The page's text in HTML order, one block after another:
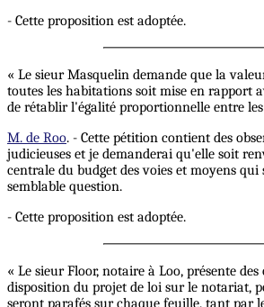
- Cette proposition est adoptée.
« Le sieur Masquelin demande que la
toutes les habitations soit mise en rapport
de rétablir l'égalité proportionnelle entre
M. de Roo. - Cette pétition contient des
judicieuses et je demanderai qu'elle soit
centrale du budget des voies et moyens qui
semblable question.
- Cette proposition est adoptée.
« Le sieur Floor, notaire à Loo, présente
disposition du projet de loi sur le notariat,